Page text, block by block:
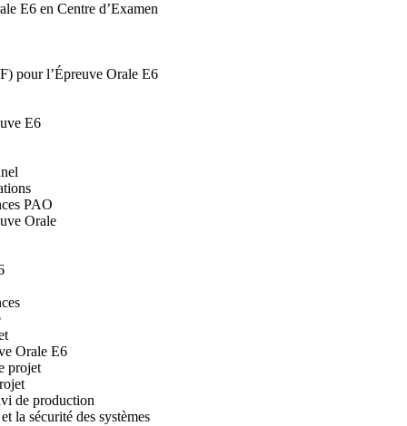
E6 en Centre d’Examen
pour l’Épreuve Orale E6
E6
PAO
Orale
Orale E6
projet
de production
la sécurité des systèmes